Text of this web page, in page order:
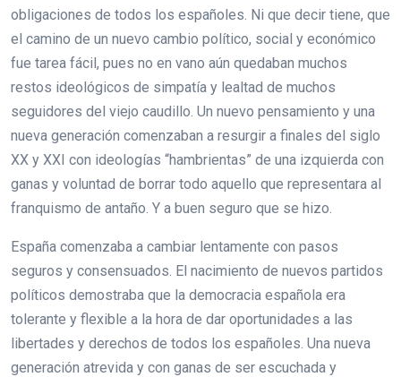
obligaciones de todos los españoles. Ni que decir tiene, que
el camino de un nuevo cambio político, social y económico
fue tarea fácil, pues no en vano aún quedaban muchos
restos ideológicos de simpatía y lealtad de muchos
seguidores del viejo caudillo. Un nuevo pensamiento y una
nueva generación comenzaban a resurgir a finales del siglo
XX y XXI con ideologías “hambrientas” de una izquierda con
ganas y voluntad de borrar todo aquello que representara al
franquismo de antaño. Y a buen seguro que se hizo.
España comenzaba a cambiar lentamente con pasos
seguros y consensuados. El nacimiento de nuevos partidos
políticos demostraba que la democracia española era
tolerante y flexible a la hora de dar oportunidades a las
libertades y derechos de todos los españoles. Una nueva
generación atrevida y con ganas de ser escuchada y